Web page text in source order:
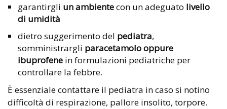
garantirgli un ambientecon un adeguato livello
di umidità
dietro suggerimento del pediatra,
somministrargli paracetamolo oppure
ibuprofene in formulazioni pediatriche per
controllare la febbre.
È essenziale contattare il pediatra in caso si notino
difficoltà di respirazione, pallore insolito, torpore.